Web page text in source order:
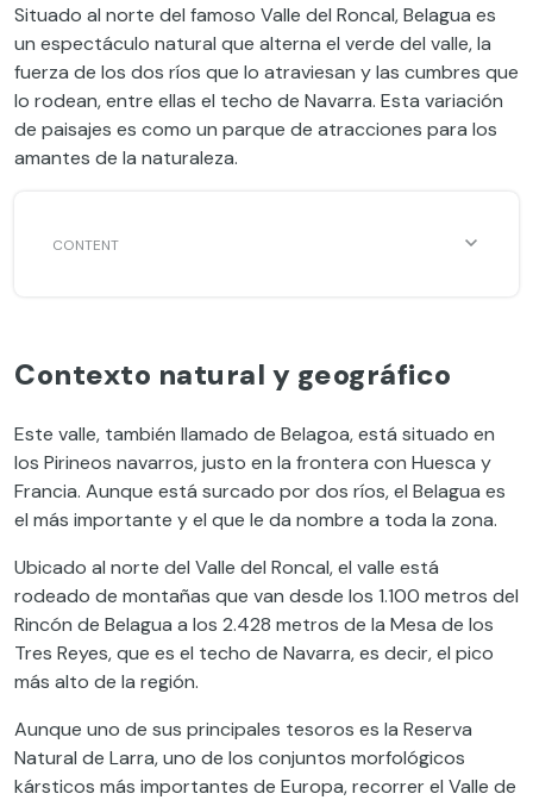
Situado al norte del famoso Valle del Roncal, Belagua es
un espectáculo natural que alterna el verde del valle, la
fuerza de los dos ríos que lo atraviesan y las cumbres que
lo rodean, entre ellas el techo de Navarra. Esta variación
de paisajes es como un parque de atracciones para los
amantes de la naturaleza.
Contexto natural y geográfico
Este valle, también llamado de Belagoa, está situado en
los Pirineos navarros, justo en la frontera con Huesca y
Francia. Aunque está surcado por dos ríos, el Belagua es
el más importante y el que le da nombre a toda la zona.
Ubicado al norte del Valle del Roncal, el valle está
rodeado de montañas que van desde los 1.100 metros del
Rincón de Belagua a los 2.428 metros de la Mesa de los
Tres Reyes, que es el techo de Navarra, es decir, el pico
más alto de la región.
Aunque uno de sus principales tesoros es la Reserva
Natural de Larra, uno de los conjuntos morfológicos
kársticos más importantes de Europa, recorrer el Valle de